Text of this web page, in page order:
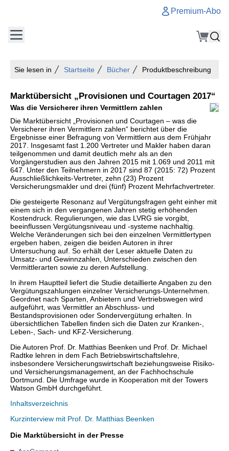
Premium-Abo
Sie lesen in Startseite Bücher Produktbeschreibung
Marktübersicht „Provisionen und Courtagen 2017“
Was die Versicherer ihren Vermittlern zahlen
Die Marktübersicht „Provisionen und Courtagen – was die
Versicherer ihren Vermittlern zahlen“ berichtet über die
Ergebnisse einer Befragung von Vermittlern aus dem Frühjahr
2017. Insgesamt fast 1.200 Vertreter und Makler haben daran
teilgenommen und damit deutlich mehr als an den
Vorgängerstudien aus den Jahren 2015 mit 1.069 und 2011 mit
647. Unter den Teilnehmern in 2017 sind 87 (2015: 72) Prozent
Ausschließlichkeits-Vertreter, zehn (23) Prozent
Versicherungsmakler und drei (fünf) Prozent Mehrfachvertreter.
Die gesteigerte Resonanz auf Vergütungsfragen geht einher mit
einem sich in den vergangenen Jahren stetig erhöhenden
Kostendruck. Regulierungen, wie das LVRG sie vorgibt,
beeinflussen Vergütungsniveau und -systeme nachhaltig.
Welche Veränderungen sich bei den einzelnen Vermittlertypen
ergeben haben, zeigen die beiden Autoren in ihrer
Untersuchung auf. So erhält der Leser aktuelle Daten zu
Umsatz- und Gewinnzahlen, Unterschieden zwischen den
Vermittlerarten sowie zu deren Aufstellung.
In ihrem Hauptteil liefert die Studie detaillierte Angaben zu den
Vergütungszahlungen einzelner Versicherungs-Unternehmen.
Geordnet nach Sparten, Anbietern und Vertriebswegen wird
aufgeführt, was Vermittler an Abschluss- und
Bestandsprovisionen oder Sondervergütung erhalten. In
übersichtlichen Tabellen finden sich die Daten zur Kranken-,
Leben-, Sach- und KFZ-Versicherung.
Die Autoren Prof. Dr. Matthias Beenken und Prof. Dr. Michael
Radtke lehren in dem Fach Betriebswirtschaftslehre,
insbesondere Versicherungswirtschaft beziehungsweise Risiko-
und Versicherungsmanagement, an der Fachhochschule
Dortmund. Die Umfrage wurde in Kooperation mit der Towers
Watson GmbH durchgeführt.
Inhaltsverzeichnis
Kurzinterview mit Prof. Dr. Matthias Beenken
Die Marktübersicht in der Presse